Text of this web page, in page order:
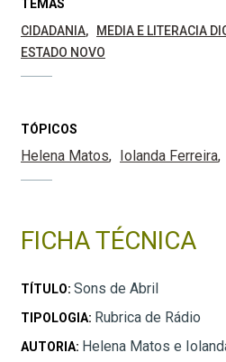
TEMAS
CIDADANIA
MEDIA E LITERACIA
ESTADO NOVO
TÓPICOS
Helena Matos Iolanda Ferreira
FICHA TÉCNICA
TÍTULO: Sons de Abril
TIPOLOGIA: Rubrica de Rádio
AUTORIA: Helena Matos e